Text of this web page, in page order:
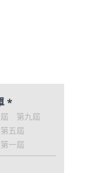
*
第九屆
第五屆
第一屆